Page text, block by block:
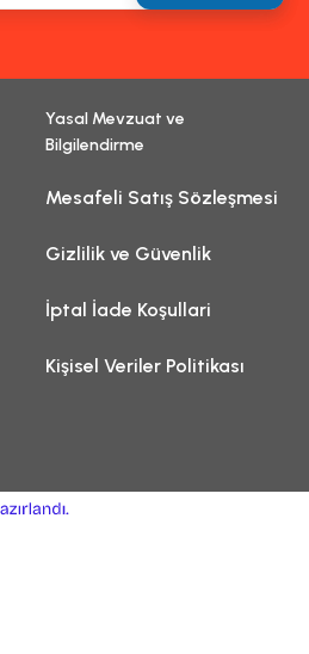
Yasal Mevzuat ve
Bilgilendirme
Mesafeli Satış Sözleşmesi
Gizlilik ve Güvenlik
İptal İade Koşullari
Kişisel Veriler Politikası